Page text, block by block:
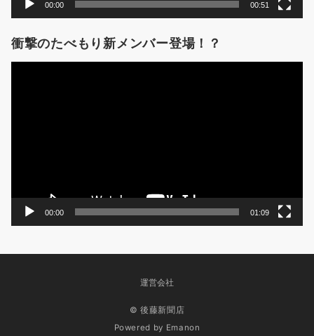
00:00 00:51
衝撃のたべもり新メンバー登場！？
00:00 01:09
運営会社
© 後藤新聞店
Powered by Emanon